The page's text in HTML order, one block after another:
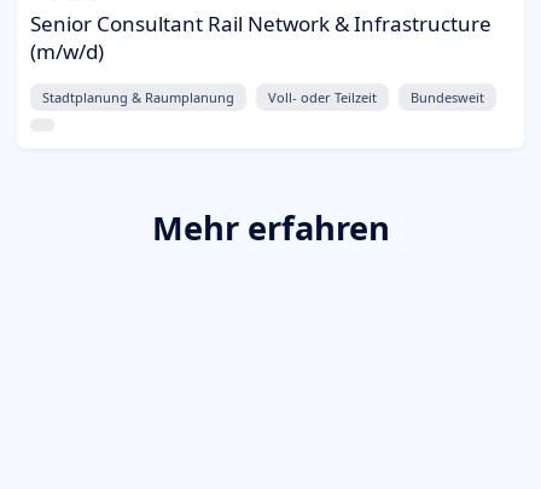
Senior Consultant Rail Network & Infrastructure
(m/w/d)
Stadtplanung & Raumplanung Voll- oder Teilzeit Bundesweit
Mehr erfahren